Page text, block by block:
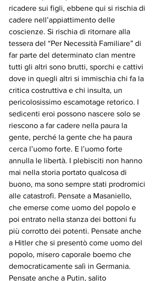
ricadere sui figli, ebbene qui si rischia di
cadere nell’appiattimento delle
coscienze. Si rischia di ritornare alla
tessera del “Per Necessità Familiare” di
far parte del determinato clan mentre
tutti gli altri sono brutti, sporchi e cattivi
dove in quegli altri si immischia chi fa la
critica costruttiva e chi insulta, un
pericolosissimo escamotage retorico. I
sedicenti eroi possono nascere solo se
riescono a far cadere nella paura la
gente, perché la gente che ha paura
cerca l’uomo forte. E l’uomo forte
annulla le libertà. I plebisciti non hanno
mai nella storia portato qualcosa di
buono, ma sono sempre stati prodromici
alle catastrofi. Pensate a Masaniello,
che emerse come uomo del popolo e
poi entrato nella stanza dei bottoni fu
più corrotto dei potenti. Pensate anche
a Hitler che si presentò come uomo del
popolo, misero caporale boemo che
democraticamente salì in Germania.
Pensate anche a Putin, salito